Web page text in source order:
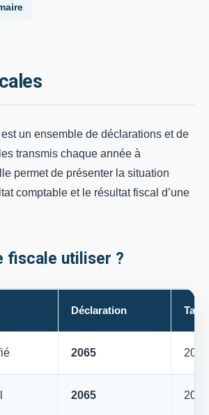
un ensemble de déclarations et de
transmis chaque année à
permet de présenter la situation
comptable et le résultat fiscal d’une
fiscale utiliser ?
Déclaration
2065
2065